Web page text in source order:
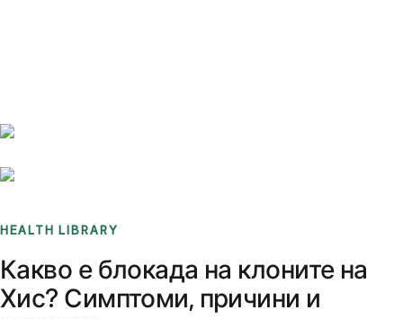
HEALTH LIBRARY
Какво е блокада на клоните на
Хис? Симптоми, причини и